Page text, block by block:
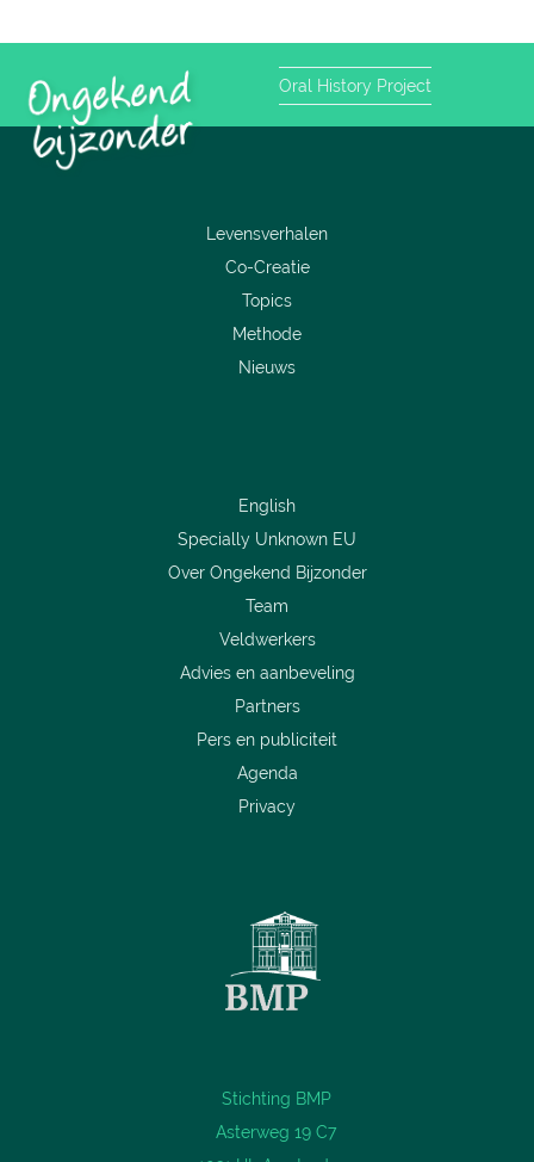
Oral History Project
Levensverhalen
Co-Creatie
Topics
Methode
Nieuws
English
Specially Unknown EU
Over Ongekend Bijzonder
Team
Veldwerkers
Advies en aanbeveling
Partners
Pers en publiciteit
Agenda
Privacy
Stichting BMP
Asterweg 19 C7